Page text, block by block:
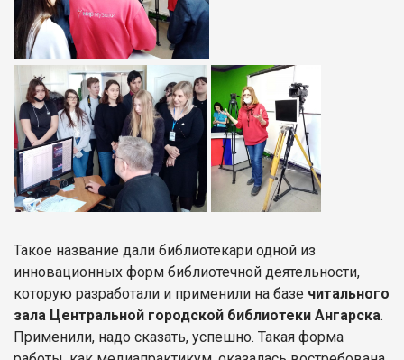
Такое название дали библиотекари одной из
инновационных форм библиотечной деятельности,
которую разработали и применили на базе читального
зала Центральной городской библиотеки Ангарска.
Применили, надо сказать, успешно. Такая форма